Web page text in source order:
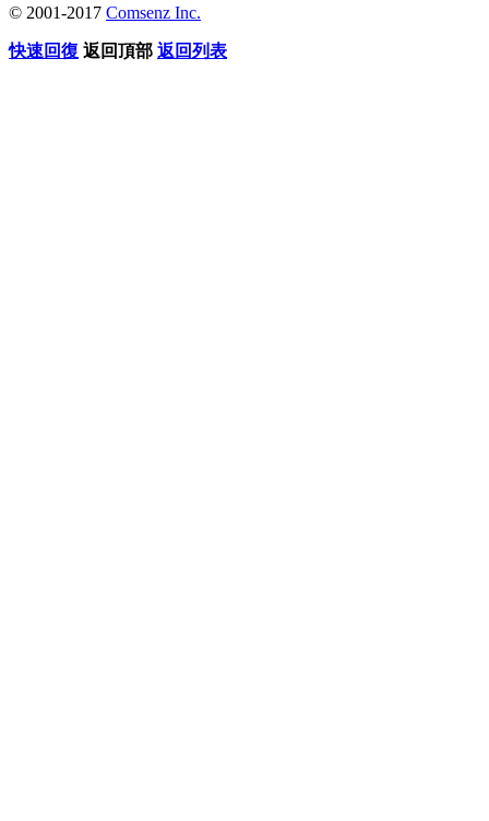
© 2001-2017 Comsenz Inc.
快速回復 返回頂部 返回列表